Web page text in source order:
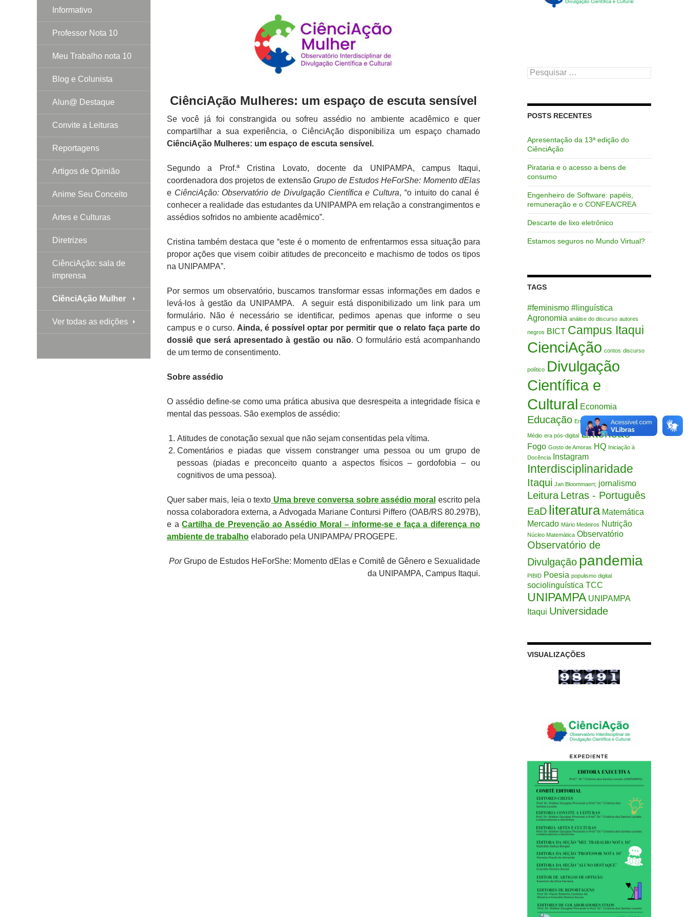
CiênciAção Mulheres: um espaço de escuta sensível
Se você já foi constrangida ou sofreu assédio no ambiente acadêmico e quer
compartilhar a sua experiência, o CiênciAção disponibiliza um espaço chamado
CiênciAção Mulheres: um espaço de escuta sensível.
Segundo a Prof.ª Cristina Lovato, docente da UNIPAMPA, campus Itaqui,
coordenadora dos projetos de extensão Grupo de Estudos HeForShe: Momento dElas
e CiênciAção: Observatório de Divulgação Científica e Cultura, “o intuito do canal é
conhecer a realidade das estudantes da UNIPAMPA em relação a constrangimentos e
assédios sofridos no ambiente acadêmico”.
Cristina também destaca que “este é o momento de enfrentarmos essa situação para
propor ações que visem coibir atitudes de preconceito e machismo de todos os tipos
na UNIPAMPA”.
Por sermos um observatório, buscamos transformar essas informações em dados e
levá-los à gestão da UNIPAMPA. A seguir está disponibilizado um link para um
formulário. Não é necessário se identificar, pedimos apenas que informe o seu
campus e o curso. Ainda, é possível optar por permitir que o relato faça parte do
dossiê que será apresentado à gestão ou não. O formulário está acompanhando
de um termo de consentimento.
Sobre assédio
O assédio define-se como uma prática abusiva que desrespeita a integridade física e
mental das pessoas. São exemplos de assédio:
Atitudes de conotação sexual que não sejam consentidas pela vítima.
Comentários e piadas que vissem constranger uma pessoa ou um grupo de
pessoas (piadas e preconceito quanto a aspectos físicos – gordofobia – ou
cognitivos de uma pessoa).
Quer saber mais, leia o texto Uma breve conversa sobre assédio moral escrito pela
nossa colaboradora externa, a Advogada Mariane Contursi Piffero (OAB/RS 80.297B),
e aCartilha de Prevenção ao Assédio Moral – informe-se e faça a diferença no
ambiente de trabalhoelaborado pela UNIPAMPA/ PROGEPE.
PorGrupo de Estudos HeForShe: Momento dElas e Comitê de Gênero e Sexualidade
da UNIPAMPA, Campus Itaqui.
Pesquisar
por:
POSTS RECENTES
Apresentação da 13ª edição do
CiênciAção
Pirataria e o acesso a bens de
consumo
Engenheiro de Software: papéis,
remuneração e o CONFEA/CREA
Descarte de lixo eletrônico
Estamos seguros no Mundo Virtual?
TAGS
#feminismo #linguística
Agronomia análise do discurso autores
negros BICT Campus Itaqui
CienciAção contos discurso
político Divulgação
Científica e
Cultural Economia
Educação Ensino Fundamental Ensino
Médio era pós-digital Extensão
Fogo Gosto de Amoras HQ Iniciação à
Docência Instagram
Interdisciplinaridade
Itaqui Jan Bloommaert; jornalismo
Leitura Letras - Português
EaD literatura Matemática
Mercado Mário Medeiros Nutrição
Núcleo Matemática Observatório
Observatório de
Divulgação pandemia
PIBID Poesia populismo digital
sociolinguística TCC
UNIPAMPA UNIPAMPA
Itaqui Universidade
VISUALIZAÇÕES
Informativo
Professor Nota 10
Meu Trabalho nota 10
Blog e Colunista
Alun@ Destaque
Convite a Leituras
Reportagens
Artigos de Opinião
Anime Seu Conceito
Artes e Culturas
Diretrizes
CiênciAção: sala de
imprensa
CiênciAção Mulher
Ver todas as edições